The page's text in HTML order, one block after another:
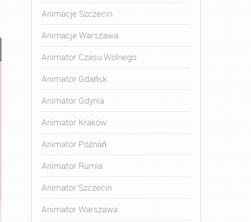
Kurs Animatora Gdynia,Kurs Animatora Katowice
Animacje Szczecin
Animacje Warszawa
Animator Czasu Wolnego
Animator Gdańsk
Animator Gdynia
Animator Kraków
Animator Poznań
Animator Rumia
Animator Szczecin
Animator Warszawa